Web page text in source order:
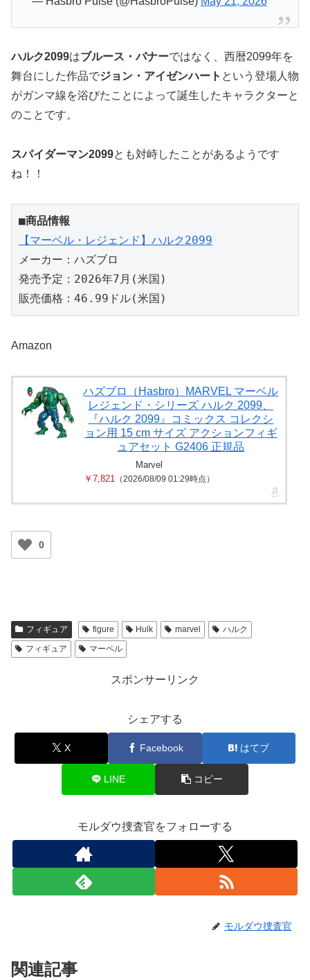
ハルク2099はブルース・バナーではなく、西暦2099年を
舞台にした作品でジョン・アイゼンハート という登場人物
がガンマ線を浴びたことによって誕生したキャラクターと
のことです。
スパイダーマン2099とも対峙したことがあるようです
ね！！
■商品情報
【マーベル・レジェンド】ハルク2099
メーカー：ハズブロ
発売予定：2026年7月(米国)
販売価格：46.99ドル(米国)
Amazon
ハズブロ（Hasbro）MARVEL マーベル
レジェンド・シリーズ ハルク 2099、
『ハルク 2099』コミックス コレクシ
ョン用 15 cm サイズ アクションフィギ
ュアセット G2406 正規品
Marvel
￥7,821
（2026/08/09 01:29時点）
0
フィギュア figure Hulk marvel
ハルク
フィギュア
マーベル
スポンサーリンク
シェアする
X Facebook はてブ
LINE コピー
モルダウ捜査官をフォローする
モルダウ捜査官
関連記事